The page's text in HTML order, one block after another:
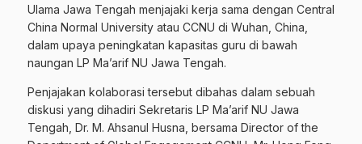
Ulama Jawa Tengah menjajaki kerja sama dengan Central
China Normal University atau CCNU di Wuhan, China,
dalam upaya peningkatan kapasitas guru di bawah
naungan LP Ma’arif NU Jawa Tengah.
Penjajakan kolaborasi tersebut dibahas dalam sebuah
diskusi yang dihadiri Sekretaris LP Ma’arif NU Jawa
Tengah, Dr. M. Ahsanul Husna, bersama Director of the